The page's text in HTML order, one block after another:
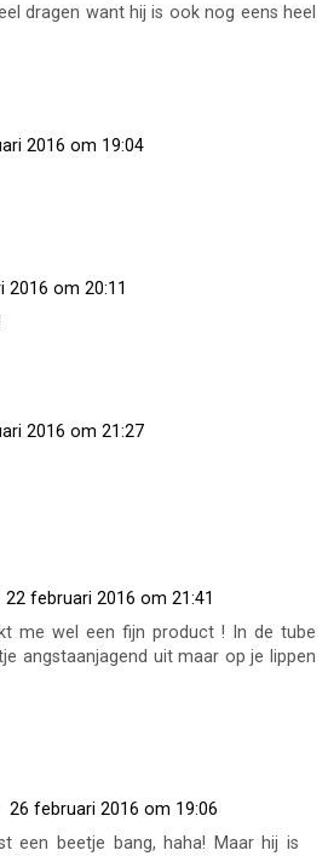
dragen want hij is ook nog eens heel
2016 om 19:04
2016 om 20:11
2016 om 21:27
22 februari 2016 om 21:41
me wel een fijn product ! In de tube
angstaanjagend uit maar op je lippen
26 februari 2016 om 19:06
een beetje bang, haha! Maar hij is